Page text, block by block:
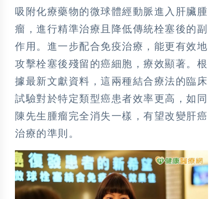
吸附化療藥物的微球體經動脈進入肝臟腫
瘤，進行精準治療且降低傳統栓塞後的副
作用。進一步配合免疫治療，能更有效地
攻擊栓塞後殘留的癌細胞，療效顯著。根
據最新文獻資料，這兩種結合療法的臨床
試驗對於特定類型癌患者效率更高，如同
陳先生腫瘤完全消失一樣，有望改變肝癌
治療的準則。